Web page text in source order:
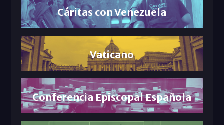
Cáritas con Venezuela
Vaticano
Conferencia Episcopal Española